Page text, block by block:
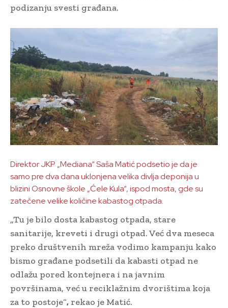
podizanju svesti građana.
Direktor JKP „Mediana“ Saša Matić podsetio je da je
samo pre dva dana uklonjena velika divlja deponija u
blizini Osnovne škole „Ćele Kula“, ispod mosta, gde su
zatečene velike količine kabastog otpada.
„Tu je bilo dosta kabastog otpada, stare
sanitarije, kreveti i drugi otpad. Već dva meseca
preko društvenih mreža vodimo kampanju kako
bismo građane podsetili da kabasti otpad ne
odlažu pored kontejnera i na javnim
površinama, već u reciklažnim dvorištima koja
za to postoje“, rekao je Matić.